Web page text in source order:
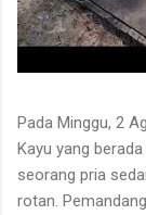
Pada Minggu, 2
Kayu yang
seorang pria
rotan.